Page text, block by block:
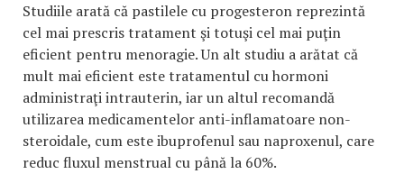
Studiile arată că pastilele cu progesteron reprezintă
cel mai prescris tratament şi totuşi cel mai puţin
eficient pentru menoragie. Un alt studiu a arătat că
mult mai eficient este tratamentul cu hormoni
administraţi intrauterin, iar un altul recomandă
utilizarea medicamentelor anti-inflamatoare non-
steroidale, cum este ibuprofenul sau naproxenul, care
reduc fluxul menstrual cu până la 60%.